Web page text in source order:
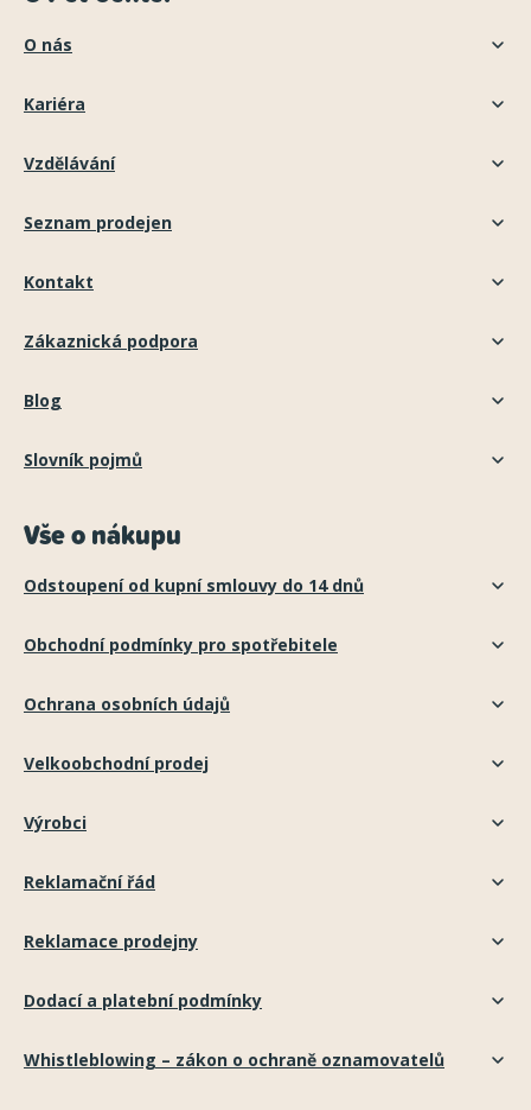
O nás
Kariéra
Vzdělávání
Seznam prodejen
Kontakt
Zákaznická podpora
Blog
Slovník pojmů
Vše o nákupu
Odstoupení od kupní smlouvy do 14 dnů
Obchodní podmínky pro spotřebitele
Ochrana osobních údajů
Velkoobchodní prodej
Výrobci
Reklamační řád
Reklamace prodejny
Dodací a platební podmínky
Whistleblowing – zákon o ochraně oznamovatelů